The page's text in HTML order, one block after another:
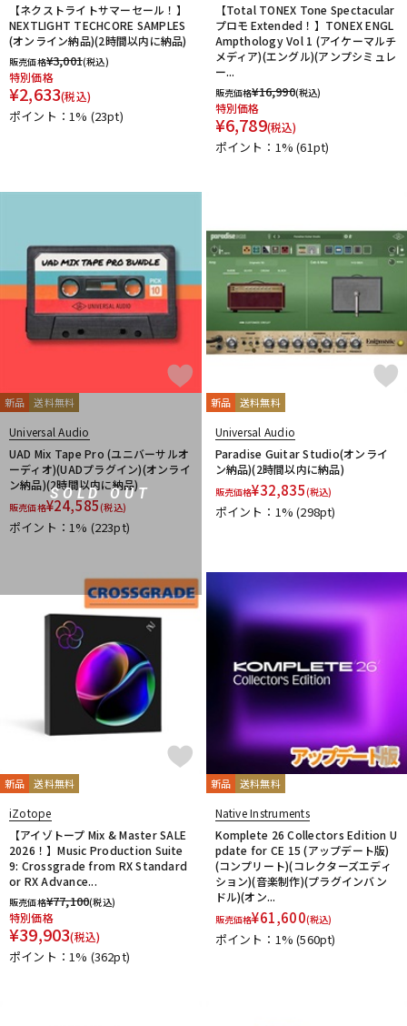
【ネクストライトサマーセール！】
NEXTLIGHT TECHCORE SAMPLES
(オンライン納品)(2時間以内に納品)
販売価格¥3,001(税込)
特別価格
¥2,633(税込)
ポイント：1% (23pt)
【Total TONEX Tone Spectacular
プロモ Extended！】TONEX ENGL
Ampthology Vol 1 (アイケーマルチ
メディア)(エングル)(アンプシミュレ
ー...
販売価格¥16,990(税込)
特別価格
¥6,789(税込)
ポイント：1%(61pt)
SOLD OUT
新品 送料無料
Universal Audio
UAD Mix Tape Pro (ユニバーサルオ
ーディオ)(UADプラグイン)(オンライ
ン納品)(2時間以内に納品)
販売価格¥24,585(税込)
ポイント：1% (223pt)
新品 送料無料
Universal Audio
Paradise Guitar Studio(オンライ
ン納品)(2時間以内に納品)
販売価格¥32,835(税込)
ポイント：1%(298pt)
新品 送料無料
iZotope
【アイゾトープ Mix & Master SALE
2026！】Music Production Suite
9: Crossgrade from RX Standard
or RX Advance...
販売価格¥77,100(税込)
特別価格
¥39,903(税込)
ポイント：1% (362pt)
新品 送料無料
Native Instruments
Komplete 26 Collectors Edition U
pdate for CE 15 (アップデート版)
(コンプリート)(コレクターズエディ
ション)(音楽制作)(プラグインバン
ドル)(オン...
販売価格¥61,600(税込)
ポイント：1%(560pt)